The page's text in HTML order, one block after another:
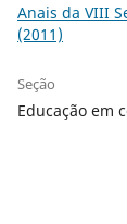
Anais da VIII
(2011)
Seção
Educação em